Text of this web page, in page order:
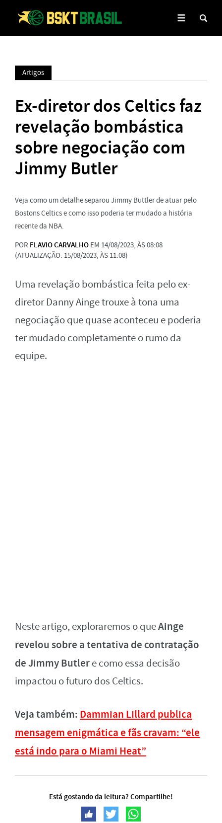
Artigos
Ex-diretor dos Celtics faz
revelação bombástica
sobre negociação com
Jimmy Butler
Veja como um detalhe separou Jimmy Buttler de atuar pelo
Bostons Celtics e como isso poderia ter mudado a história
recente da NBA.
POR FLAVIO CARVALHO EM 14/08/2023, ÀS 08:08
(ATUALIZAÇÃO: 15/08/2023, ÀS 11:08)
Uma revelação bombástica feita pelo ex-
diretor Danny Ainge trouxe à tona uma
negociação que quase aconteceu e poderia
ter mudado completamente o rumo da
equipe.
Neste artigo, exploraremos o queAinge
revelou sobre a tentativa de contratação
de Jimmy Butlere como essa decisão
impactou o futuro dos Celtics.
Veja também: Dammian Lillard publica
mensagem enigmática e fãs cravam: “ele
está indo para o Miami Heat”
Está gostando da leitura? Compartilhe!